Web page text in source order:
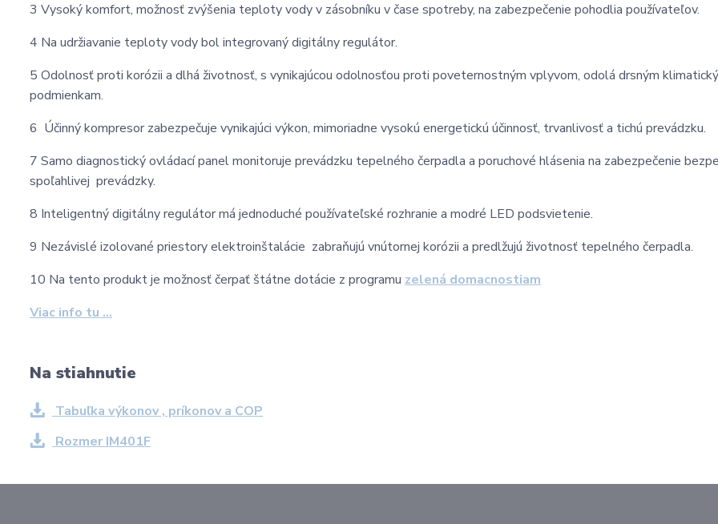
3 Vysoký komfort, možnosť zvýšenia teploty vody v zásobníku v čase spotreby, na zabezpečenie pohodlia používateľov.
4 Na udržiavanie teploty vody bol integrovaný digitálny regulátor.
5 Odolnosť proti korózii a dlhá životnosť, s vynikajúcou odolnosťou proti poveternostným vplyvom, odolá drsným
podmienkam.
6 Účinný kompresor zabezpečuje vynikajúci výkon, mimoriadne vysokú energetickú účinnosť, trvanlivosť a tichú prevádzku.
7 Samo diagnostický ovládací panel monitoruje prevádzku tepelného čerpadla a poruchové hlásenia na zabezpečenie
spoľahlivej prevádzky.
8 Inteligentný digitálny regulátor má jednoduché používateľské rozhranie a modré LED podsvietenie.
9 Nezávislé izolované priestory elektroinštalácie zabraňujú vnútornej korózii a predlžujú životnosť tepelného čerpadla.
10 Na tento produkt je možnosť čerpať štátne dotácie z programu zelená domacnostiam
Viac info tu ...
Na stiahnutie
Tabuľka výkonov , príkonov a COP
Rozmer IM401F